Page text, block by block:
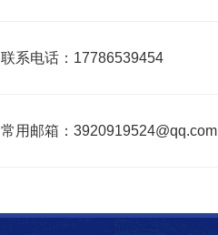
联系电话：17786539454
常用邮箱：3920919524@qq.com